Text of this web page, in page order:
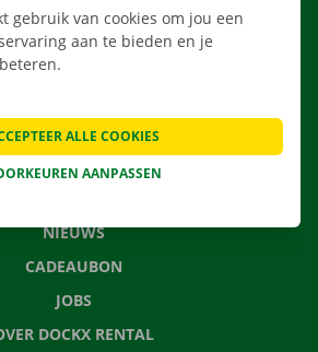
APP
CONTACTEER ONS
NIEUWS
CADEAUBON
JOBS
DOCKX RENTAL
gebruik van cookies om jou een
aan te bieden en je
AANPASSEN
ALLE COOKIES